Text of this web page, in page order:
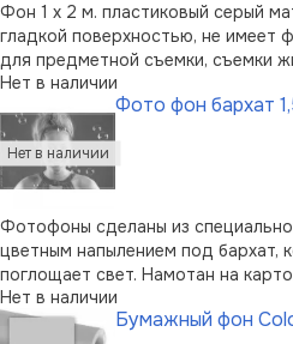
Фон 1 х 2 м. пластиковый серый
гладкой поверхностью, не имеет
для предметной съемки, съемки
Толщина листа 0,4 мм, прочный,
воды, легко чистится. Упакован в
Нет в наличии
Фото фон бархат
Фотофоны сделаны из
цветным напылением под бархат,
поглощает свет. Намотан на
Нет в наличии
Бумажный фон